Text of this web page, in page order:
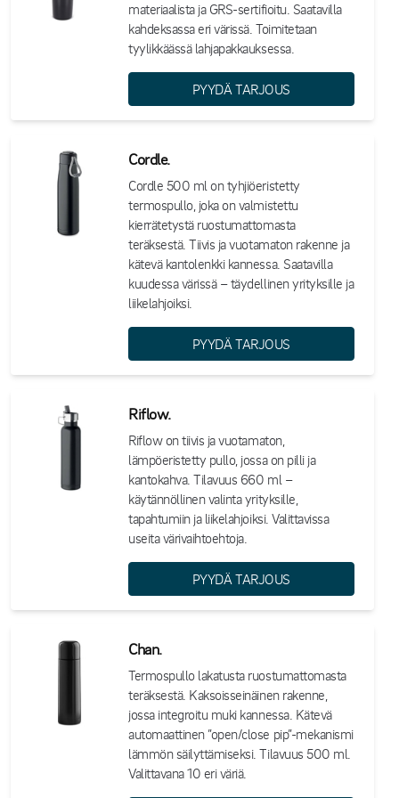
materiaalista ja GRS-sertifioitu. Saatavilla
kahdeksassa eri värissä. Toimitetaan
tyylikkäässä lahjapakkauksessa.
PYYDÄ TARJOUS
Cordle.
Cordle 500 ml on tyhjiöeristetty
termospullo, joka on valmistettu
kierrätetystä ruostumattomasta
teräksestä. Tiivis ja vuotamaton rakenne ja
kätevä kantolenkki kannessa. Saatavilla
kuudessa värissä – täydellinen yrityksille ja
liikelahjoiksi.
PYYDÄ TARJOUS
Riflow.
Riflow on tiivis ja vuotamaton,
lämpöeristetty pullo, jossa on pilli ja
kantokahva. Tilavuus 660 ml –
käytännöllinen valinta yrityksille,
tapahtumiin ja liikelahjoiksi. Valittavissa
useita värivaihtoehtoja.
PYYDÄ TARJOUS
Chan.
Termospullo lakatusta ruostumattomasta
teräksestä. Kaksoisseinäinen rakenne,
jossa integroitu muki kannessa. Kätevä
automaattinen ”open/close pip”-mekanismi
lämmön säilyttämiseksi. Tilavuus 500 ml.
Valittavana 10 eri väriä.